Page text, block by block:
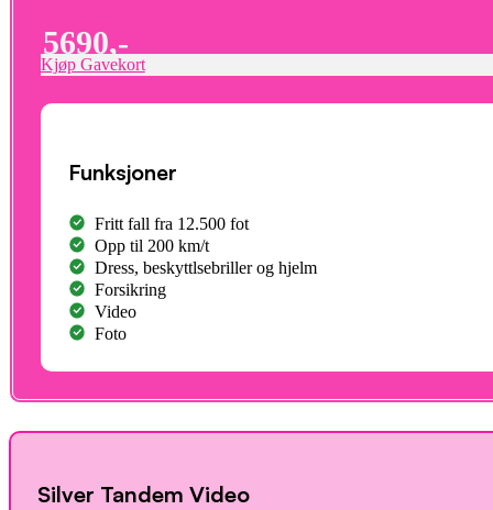
5690,-
Kjøp Gavekort
Funksjoner
Fritt fall fra 12.500 fot
Opp til 200 km/t
Dress, beskyttlsebriller og hjelm
Forsikring
Video
Foto
Silver Tandem Video